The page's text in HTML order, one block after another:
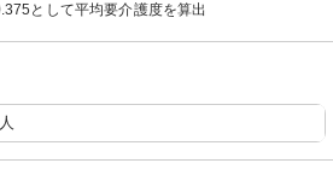
として平均要介護度を算出